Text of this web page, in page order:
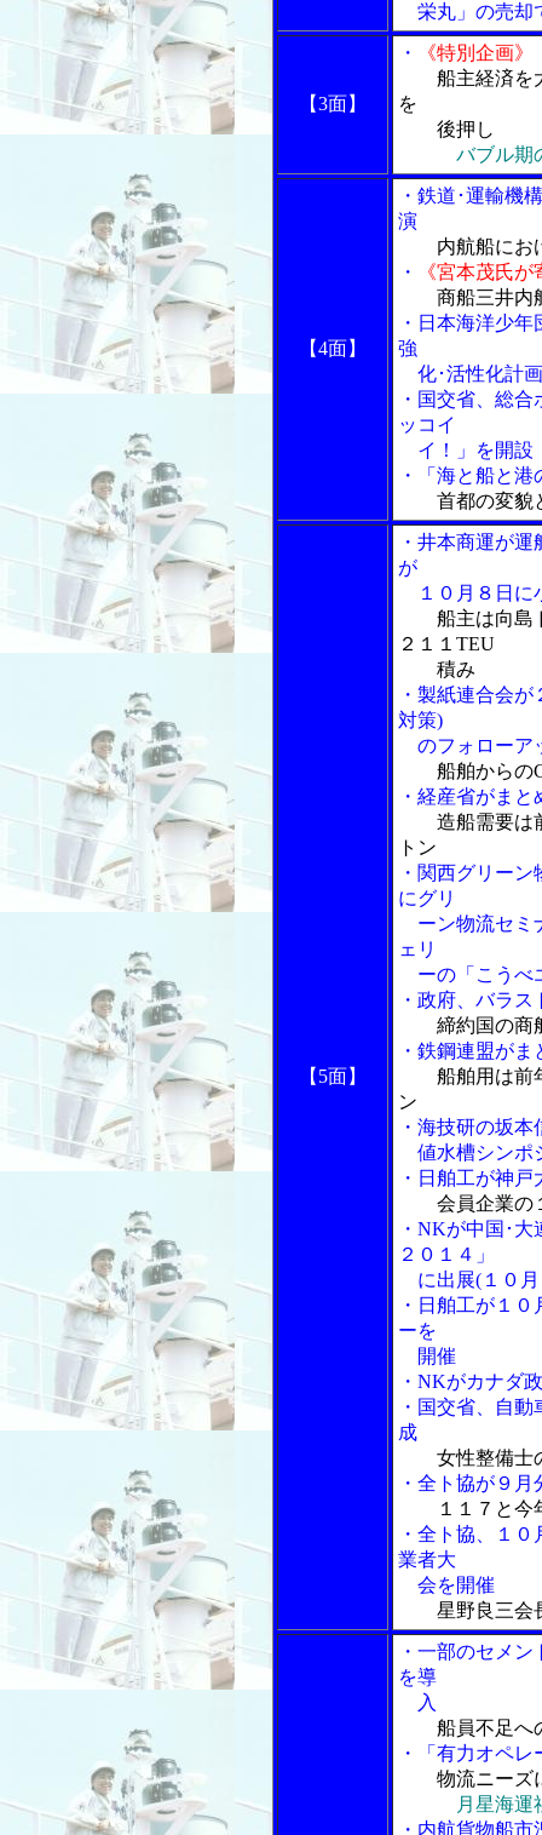
栄丸」の売却
【3面】
・ 《特別企画》
船主経済を
を
後押し
バブル期
【4面】
・鉄道･運輸機
演
内航船にお
・
《宮本茂氏が
商船三井内
・日本海洋少
強
化･活性化計
・国交省、総
ッコイ
イ！」を開設
・「海と船と
首都の変
【5面】
・井本商運が
が
１０月８日に
船主は向島
２１１TEU
積み
・製紙連合会
対策)
のフォローア
船舶からの
・経産省がま
造船需要は
トン
・関西グリー
にグリ
ーン物流セミ
ェリ
ーの「こうべ
・政府、バラ
締約国の商
・鉄鋼連盟が
船舶用は前
ン
・海技研の坂
値水槽シンポ
・日舶工が神
会員企業の
・NKが中国･
２０１４」
に出展(１０月
・日舶工が１
ーを
開催
・NKがカナダ
・国交省、自
成
女性整備士
・全ト協が９
１１７と今
・全ト協、１
業者大
会を開催
星野良三会
・一部のセメ
を導
入
船員不足へ
・「有力オペ
物流ニーズ
月星海
・内航貨物船